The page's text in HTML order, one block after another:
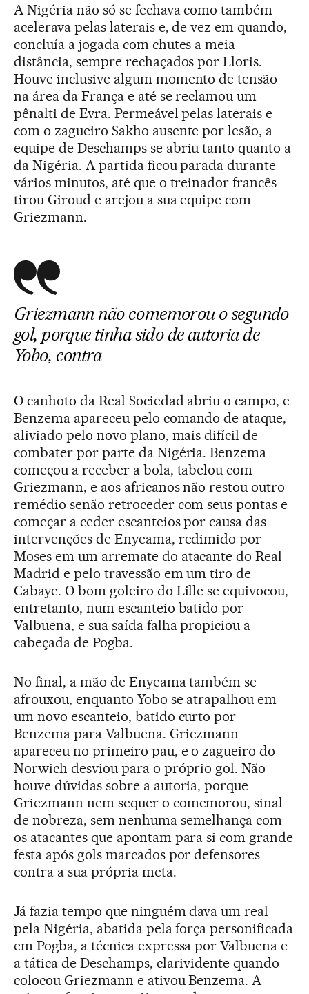
A Nigéria não só se fechava como também
acelerava pelas laterais e, de vez em quando,
concluía a jogada com chutes a meia
distância, sempre rechaçados por Lloris.
Houve inclusive algum momento de tensão
na área da França e até se reclamou um
pênalti de Evra. Permeável pelas laterais e
com o zagueiro Sakho ausente por lesão, a
equipe de Deschamps se abriu tanto quanto a
da Nigéria. A partida ficou parada durante
vários minutos, até que o treinador francês
tirou Giroud e arejou a sua equipe com
Griezmann.
Griezmann não comemorou o segundo
gol, porque tinha sido de autoria de
Yobo, contra
O canhoto da Real Sociedad abriu o campo, e
Benzema apareceu pelo comando de ataque,
aliviado pelo novo plano, mais difícil de
combater por parte da Nigéria. Benzema
começou a receber a bola, tabelou com
Griezmann, e aos africanos não restou outro
remédio senão retroceder com seus pontas e
começar a ceder escanteios por causa das
intervenções de Enyeama, redimido por
Moses em um arremate do atacante do Real
Madrid e pelo travessão em um tiro de
Cabaye. O bom goleiro do Lille se equivocou,
entretanto, num escanteio batido por
Valbuena, e sua saída falha propiciou a
cabeçada de Pogba.
No final, a mão de Enyeama também se
afrouxou, enquanto Yobo se atrapalhou em
um novo escanteio, batido curto por
Benzema para Valbuena. Griezmann
apareceu no primeiro pau, e o zagueiro do
Norwich desviou para o próprio gol. Não
houve dúvidas sobre a autoria, porque
Griezmann nem sequer o comemorou, sinal
de nobreza, sem nenhuma semelhança com
os atacantes que apontam para si com grande
festa após gols marcados por defensores
contra a sua própria meta.
Já fazia tempo que ninguém dava um real
pela Nigéria, abatida pela força personificada
em Pogba, a técnica expressa por Valbuena e
a tática de Deschamps, clarividente quando
colocou Griezmann e ativou Benzema. A